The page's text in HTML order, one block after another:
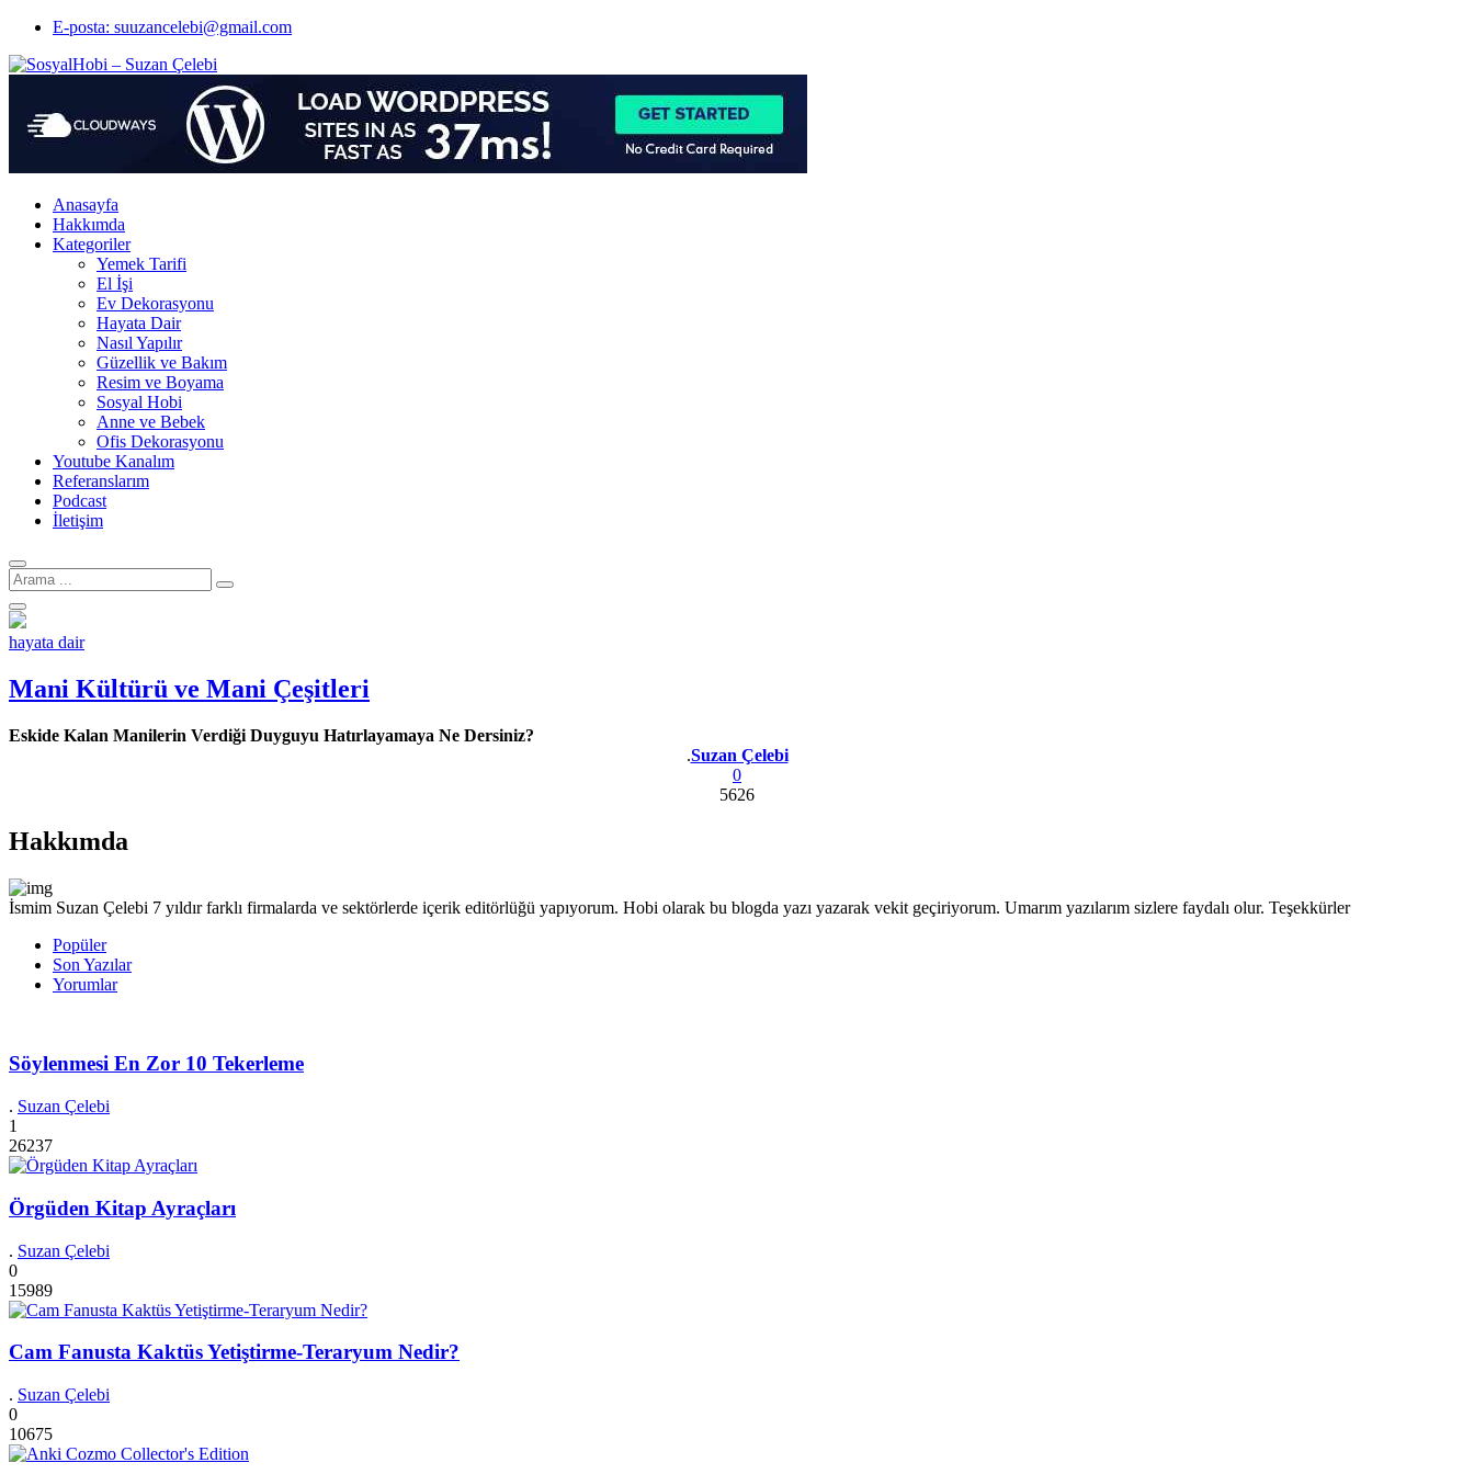
E-posta: suuzancelebi@gmail.com
Anasayfa
Hakkımda
Kategoriler
Yemek Tarifi
El İşi
Ev Dekorasyonu
Hayata Dair
Nasıl Yapılır
Güzellik ve Bakım
Resim ve Boyama
Sosyal Hobi
Anne ve Bebek
Ofis Dekorasyonu
Youtube Kanalım
Referanslarım
Podcast
İletişim
Arama
için:
hayata dair
Mani Kültürü ve Mani Çeşitleri
Eskide Kalan Manilerin Verdiği Duyguyu Hatırlayamaya Ne Dersiniz?
Yazar
.Suzan Çelebi
0
5626
Hakkımda
İsmim Suzan Çelebi 7 yıldır farklı firmalarda ve sektörlerde içerik editörlüğü yapıyorum. Hobi olarak bu blogda yazı yazarak vekit geçiriyorum. Umarım yazılarım sizlere faydalı olur. Teşekkürler
Popüler
Son Yazılar
Yorumlar
Söylenmesi En Zor 10 Tekerleme
. Suzan Çelebi
1
26237
Örgüden Kitap Ayraçları
. Suzan Çelebi
0
15989
Cam Fanusta Kaktüs Yetiştirme-Teraryum Nedir?
. Suzan Çelebi
0
10675